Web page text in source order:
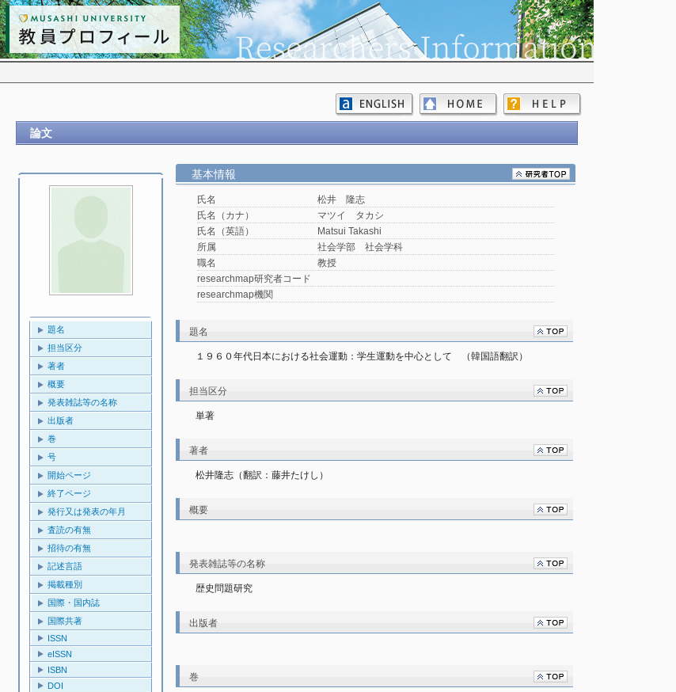
論文
題名
担当区分
著者
概要
発表雑誌等の名称
出版者
巻
号
開始ページ
終了ページ
発行又は発表の年月
査読の有無
招待の有無
記述言語
掲載種別
国際・国内誌
国際共著
ISSN
eISSN
ISBN
DOI
基本情報
氏名
松井 隆志
氏名（カナ）
マツイ タカシ
氏名（英語）
Matsui Takashi
所属
社会学部 社会学科
職名
教授
researchmap研究者コード
researchmap機関
題名
１９６０年代日本における社会運動：学生運動を中心として　（韓国語翻訳）
担当区分
単著
著者
松井隆志（翻訳：藤井たけし）
概要
発表雑誌等の名称
歴史問題研究
出版者
巻